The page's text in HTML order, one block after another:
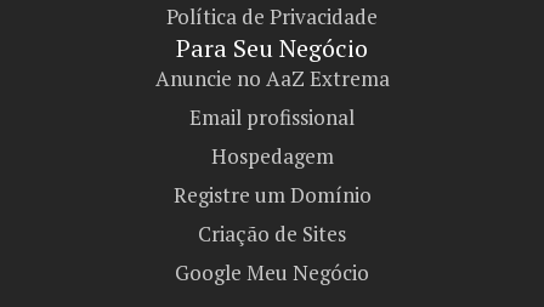
Política de Privacidade
Para Seu Negócio​
Anuncie no AaZ Extrema
Email profissional
Hospedagem
Registre um Domínio
Criação de Sites
Google Meu Negócio